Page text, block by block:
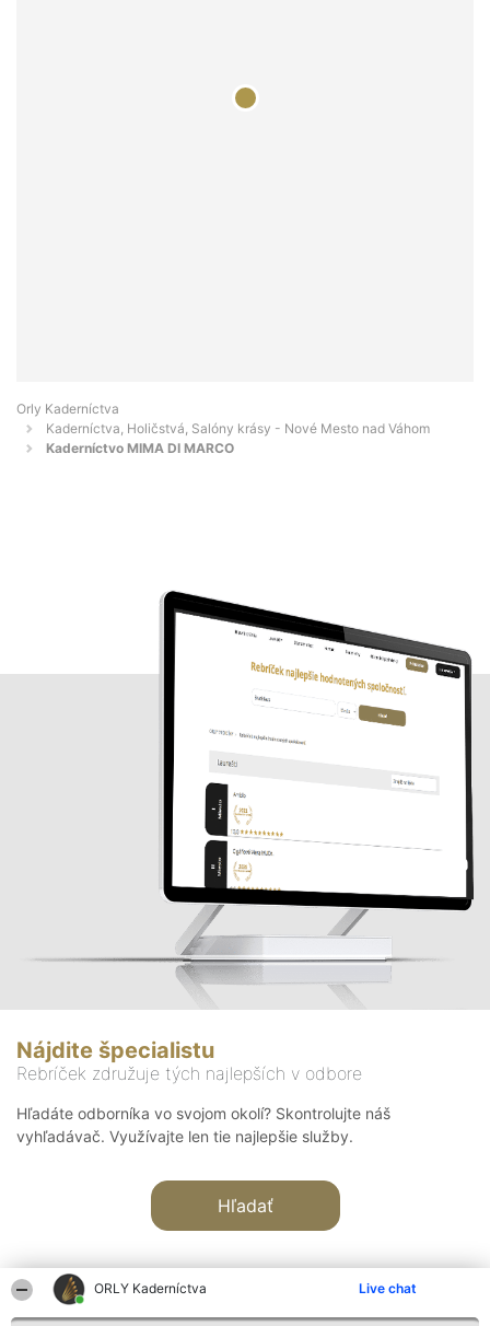
ORLY Kaderníctva Live chat
Orly Kaderníctva
Kaderníctva, Holičstvá, Salóny krásy - Nové Mesto nad Váhom
Kaderníctvo MIMA DI MARCO
Nájdite špecialistu
Rebríček združuje tých najlepších v odbore
Hľadáte odborníka vo svojom okolí? Skontrolujte náš
vyhľadávač. Využívajte len tie najlepšie služby.
Hľadať